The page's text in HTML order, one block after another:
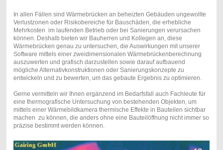
In allen Fällen sind Wärmebrücken an beheizten Gebäuden ungewollte
Verlustzonen oder Risikobereiche für Bauschäden, die erhebliche
Mehrkosten im laufenden Betrieb oder bei Sanierungen verursachen
können. Deshalb bieten wir Bauherren und Kollegen an, diese
Wärmebrücken genau zu untersuchen, die Auswirkungen mit unserer
Software mittels einer zweidimensionalen Wärmebrückenberechnung
auszuwerten und grafisch darzustellen sowie darauf aufbauend
mögliche Alternativkonstruktionen oder Sanierungskonzepte zu
entwickeln und zu bewerten, um das gebaute Ergebnis zu optimieren.
Gerne vermitteln wir Ihnen ergänzend im Bedarfsfall auch Fachleute für
eine thermografische Untersuchung von bestehenden Objekten, um
mittels einer Wärmebildkamera thermische Effekte in Bauteilen sichtbar
machen zu können, die anders ohne eine Bauteilöffnung nicht immer so
präzise bestimmt werden können.